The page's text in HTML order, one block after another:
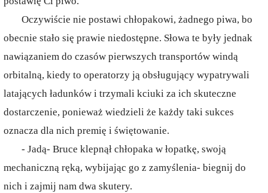
Oczywiście nie postawi chłopakowi, żadnego piwa, bo
obecnie stało się prawie niedostępne. Słowa te były jednak
nawiązaniem do czasów pierwszych transportów windą
orbitalną, kiedy to operatorzy ją obsługujący wypatrywali
latających ładunków i trzymali kciuki za ich skuteczne
dostarczenie, ponieważ wiedzieli że każdy taki sukces
oznacza dla nich premię i świętowanie.
- Jadą- Bruce klepnął chłopaka w łopatkę, swoją
mechaniczną ręką, wybijając go z zamyślenia- biegnij do
nich i zajmij nam dwa skutery.